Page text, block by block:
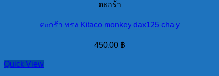
ตะกร้า
ตะกร้า ทรง Kitaco monkey dax125 chaly
450.00 ฿
Quick View